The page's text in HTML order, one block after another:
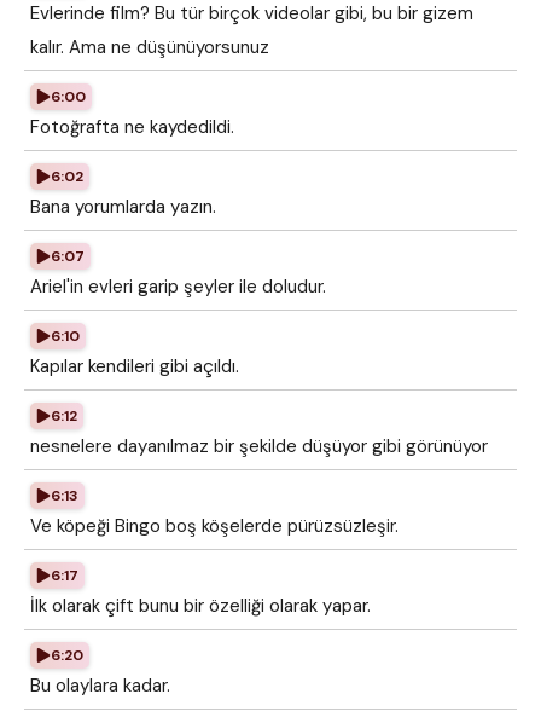
Evlerinde film? Bu tür birçok videolar gibi, bu bir gizem
kalır. Ama ne düşünüyorsunuz
6:00
Fotoğrafta ne kaydedildi.
6:02
Bana yorumlarda yazın.
6:07
Ariel'in evleri garip şeyler ile doludur.
6:10
Kapılar kendileri gibi açıldı.
6:12
nesnelere dayanılmaz bir şekilde düşüyor gibi görünüyor
6:13
Ve köpeği Bingo boş köşelerde pürüzsüzleşir.
6:17
İlk olarak çift bunu bir özelliği olarak yapar.
6:20
Bu olaylara kadar.